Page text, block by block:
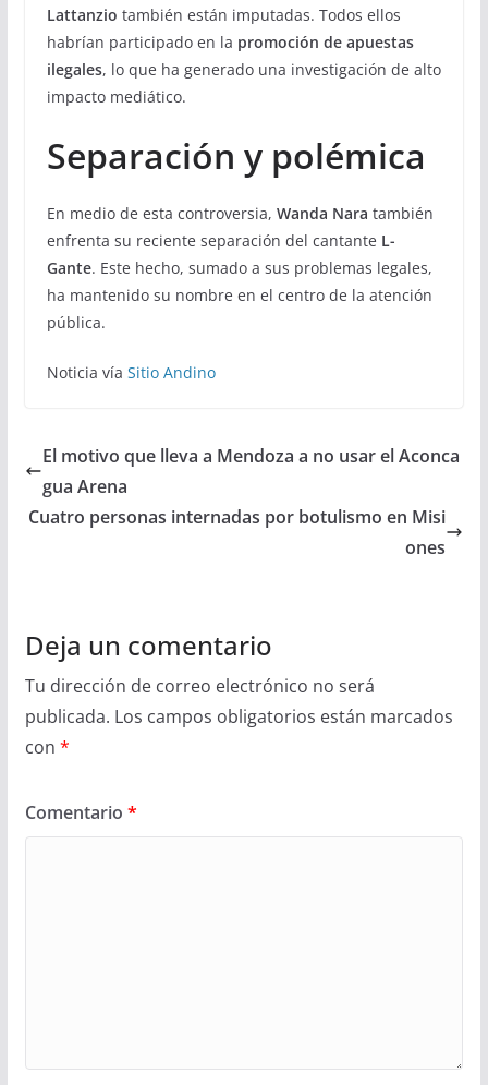
Lattanzio también están imputadas. Todos ellos
habrían participado en la promoción de apuestas
ilegales, lo que ha generado una investigación de alto
impacto mediático.
Separación y polémica
En medio de esta controversia, Wanda Nara también
enfrenta su reciente separación del cantante L-
Gante. Este hecho, sumado a sus problemas legales,
ha mantenido su nombre en el centro de la atención
pública.
Noticia vía Sitio Andino
El motivo que lleva a Mendoza a no usar el Aconca
gua Arena
Cuatro personas internadas por botulismo en Misi
ones
Deja un comentario
Tu dirección de correo electrónico no será
publicada. Los campos obligatorios están marcados
con *
Comentario *